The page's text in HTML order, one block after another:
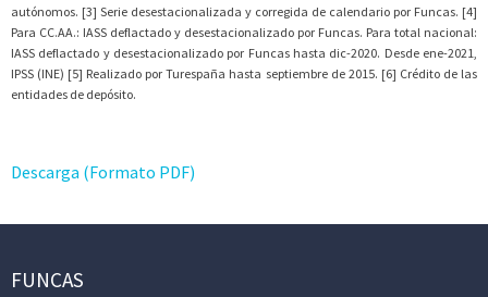
autónomos. [3] Serie desestacionalizada y corregida de calendario por Funcas. [4]
Para CC.AA.: IASS deflactado y desestacionalizado por Funcas. Para total nacional:
IASS deflactado y desestacionalizado por Funcas hasta dic-2020. Desde ene-2021,
IPSS (INE) [5] Realizado por Turespaña hasta septiembre de 2015. [6] Crédito de las
entidades de depósito.
Descarga (Formato PDF)
FUNCAS